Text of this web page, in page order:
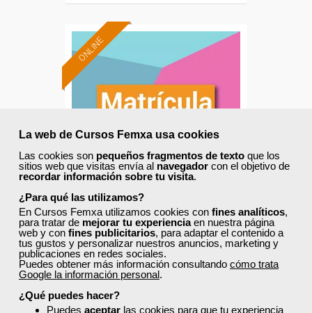
La web de Cursos Femxa usa cookies
Las cookies son pequeños fragmentos de texto que los
sitios web que visitas envía al navegador con el objetivo de
recordar información sobre tu visita.
¿Para qué las utilizamos?
En Cursos Femxa utilizamos cookies con fines analíticos,
para tratar de mejorar tu experienciaen nuestra página
web y con fines publicitarios, para adaptar el contenido a
tus gustos y personalizar nuestros anuncios, marketing y
publicaciones en redes sociales.
Puedes obtener más información consultando cómo trata
Google la información personal.
¿Qué puedes hacer?
Puedes aceptar las cookies para que tu experiencia
ONLINE
Cursos Femxa
Decoración y escaparatismo